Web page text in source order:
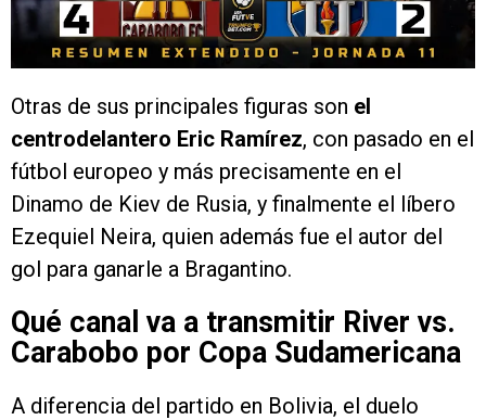
Otras de sus principales figuras son el
centrodelantero Eric Ramírez, con pasado en el
fútbol europeo y más precisamente en el
Dinamo de Kiev de Rusia, y finalmente el líbero
Ezequiel Neira, quien además fue el autor del
gol para ganarle a Bragantino.
Qué canal va a transmitir River vs.
Carabobo por Copa Sudamericana
A diferencia del partido en Bolivia, el duelo